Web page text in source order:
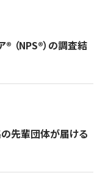
（NPS®︎）の調査結
の先輩団体が届ける